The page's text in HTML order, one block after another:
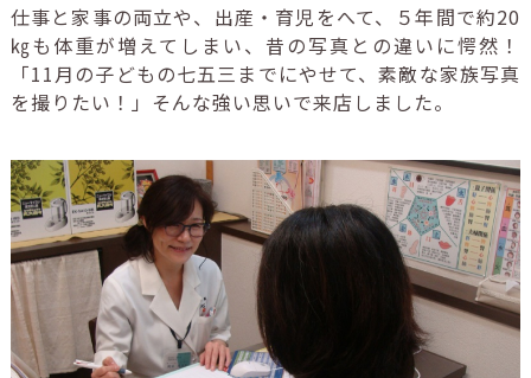
仕事と家事の両立や、出産・育児をへて、５年間で約20
㎏も体重が増えてしまい、昔の写真との違いに愕然！
「11月の子どもの七五三までにやせて、素敵な家族写真
を撮りたい！」そんな強い思いで来店しました。